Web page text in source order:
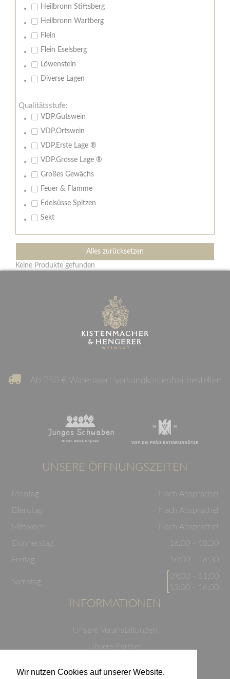
Wir nutzen Cookies auf unserer Website.
Heilbronn Stiftsberg
Heilbronn Wartberg
Flein
Flein Eselsberg
Löwenstein
Diverse Lagen
Qualitätsstufe:
VDP.Gutswein
VDP.Ortswein
VDP.Erste Lage ®
VDP.Grosse Lage ®
Großes Gewächs
Feuer & Flamme
Edelsüsse Spitzen
Sekt
Alles zurücksetzen
Keine Produkte gefunden
Ab 250 € Warenwert versandkostenfrei bestellen
UNSERE ÖFFNUNGSZEITEN
Montag
Nach Absprache!
Dienstag
Nach Absprache!
Mittwoch
Nach Absprache!
Donnerstag
16:00 - 18:30
Freitag
16:00 - 18:30
Samstag
09:00 - 11:00
13:00 - 16:00
INFORMATIONEN
Unsere Veranstaltungen
Unsere Partner